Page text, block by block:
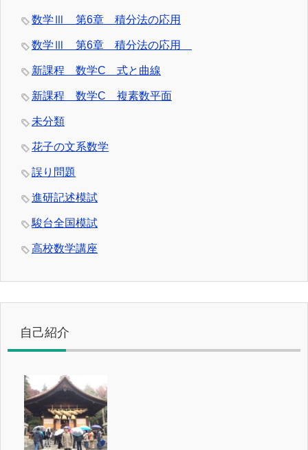
数学Ⅲ 第6章 積分法の応用
数学Ⅲ 第6章 積分法の応用
新課程 数学C 式と曲線
新課程 数学C 複素数平面
未分類
花子の文系数学
誤り問題
進研記述模試
駿台全国模試
高校数学講座
自己紹介